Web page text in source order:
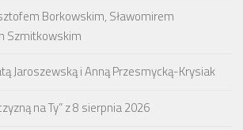
Borkowskim, Sławomirem
Szmitkowskim
Jaroszewską i Anną Przesmycką-Krysiak
na Ty” z 8 sierpnia 2026